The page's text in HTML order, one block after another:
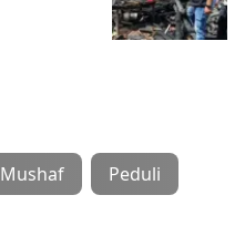
Mushaf Peduli